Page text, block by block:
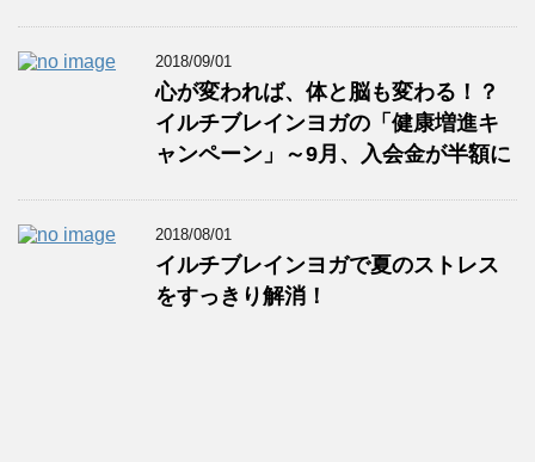
2018/09/01
心が変われば、体と脳も変わる！？
イルチブレインヨガの「健康増進キ
ャンペーン」～9月、入会金が半額に
2018/08/01
イルチブレインヨガで夏のストレス
をすっきり解消！